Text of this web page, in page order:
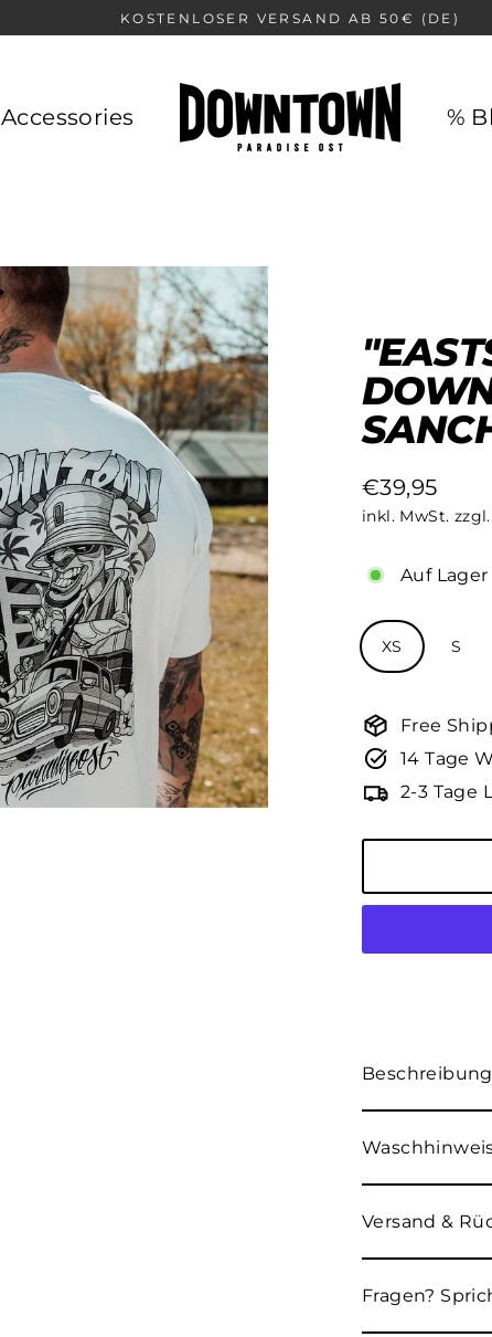
KOSTENLOSER VERSAND AB 50€ (DE)
Accessories %
Normaler
Preis
€39,95
inkl. MwSt.
Auf Lager
Größe
XS S
Free
14 Tage
2-3 Tage
Beschreibung
Versand &
Fragen?